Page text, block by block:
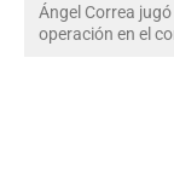
Ángel Correa
operación en el